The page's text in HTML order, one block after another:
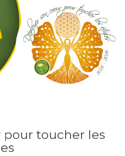
toucher les